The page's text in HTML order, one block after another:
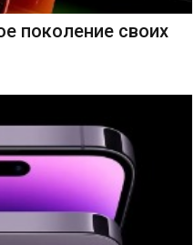
поколение своих